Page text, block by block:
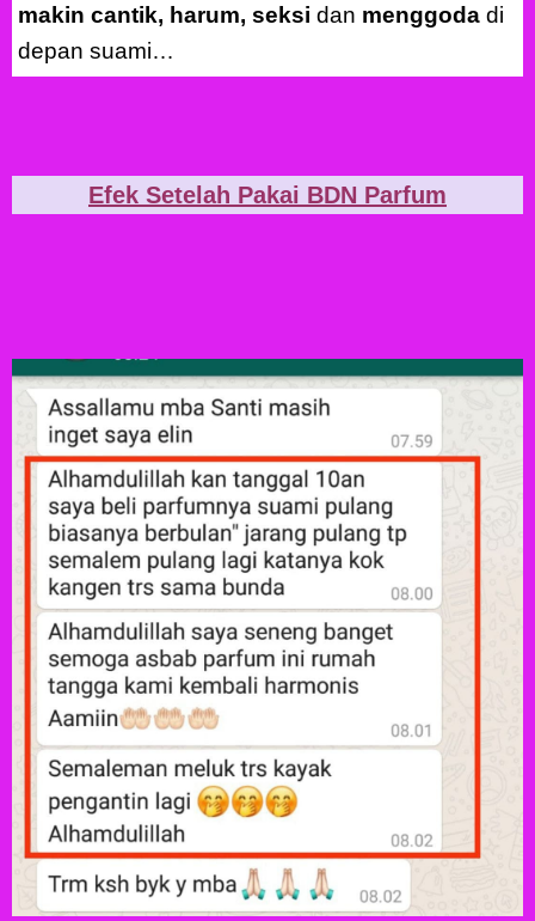
makin cantik, harum, seksi dan menggoda di
depan suami…
Efek Setelah Pakai BDN Parfum